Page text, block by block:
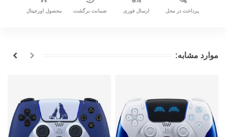
پرداخت در محل ارسال فوری ضمانت برگشت محصول اورجینال
موارد مشابه: